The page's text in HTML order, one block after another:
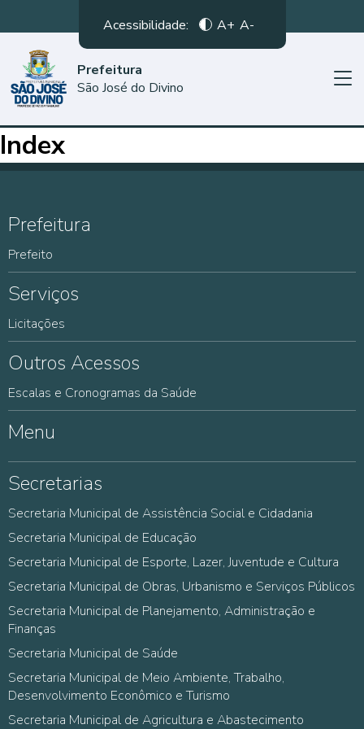
Acessibilidade: A+ A-
Prefeitura
São José do Divino
Index
Prefeitura
Prefeito
Serviços
Licitações
Outros Acessos
Escalas e Cronogramas da Saúde
Menu
Secretarias
Secretaria Municipal de Assistência Social e Cidadania
Secretaria Municipal de Educação
Secretaria Municipal de Esporte, Lazer, Juventude e Cultura
Secretaria Municipal de Obras, Urbanismo e Serviços Públicos
Secretaria Municipal de Planejamento, Administração e
Finanças
Secretaria Municipal de Saúde
Secretaria Municipal de Meio Ambiente, Trabalho,
Desenvolvimento Econômico e Turismo
Secretaria Municipal de Agricultura e Abastecimento